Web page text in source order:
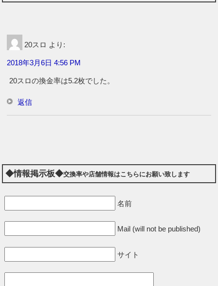
20スロ より:
2018年3月6日 4:56 PM
20スロの換金率は5.2枚でした。
返信
◆情報掲示板◆交換率や店舗情報はこちらにお願い致します
名前
Mail (will not be published)
サイト